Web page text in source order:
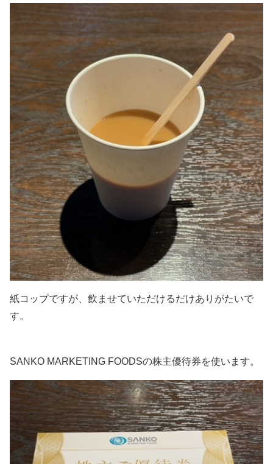
紙コップですが、飲ませていただけるだけありがたいで
す。
SANKO MARKETING FOODSの株主優待券を使います。